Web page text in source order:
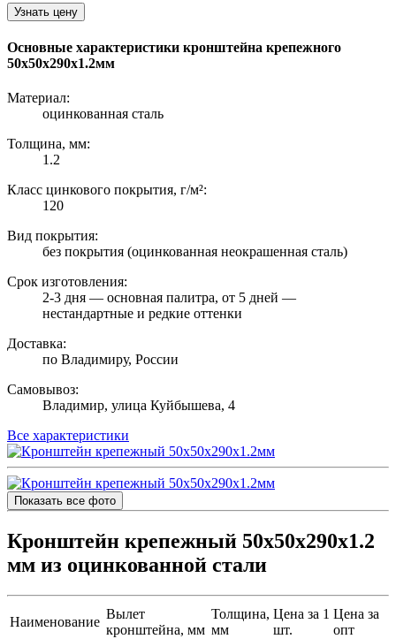
Узнать цену
Основные характеристики кронштейна крепежного
50х50х290х1.2мм
Материал:
оцинкованная сталь
Толщина, мм:
1.2
Класс цинкового покрытия, г/м²:
120
Вид покрытия:
без покрытия (оцинкованная неокрашенная сталь)
Срок изготовления:
2-3 дня — основная палитра, от 5 дней —
нестандартные и редкие оттенки
Доставка:
по Владимиру, России
Самовывоз:
Владимир, улица Куйбышева, 4
Все характеристики
Показать все фото
Кронштейн крепежный 50х50х290х1.2
мм из оцинкованной стали
Наименование
Вылет
кронштейна, мм
Толщина,
мм
Цена за 1
шт.
Цена за
опт